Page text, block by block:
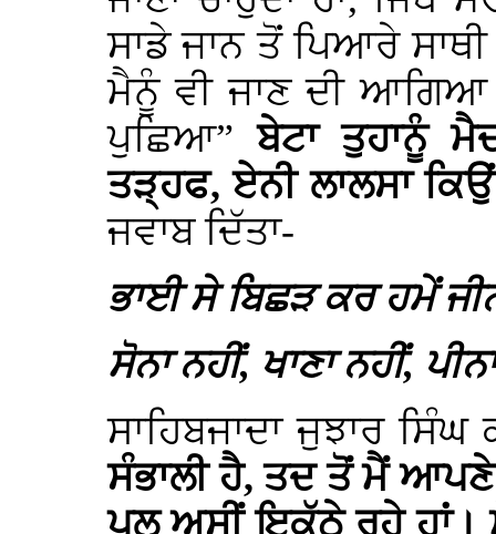
ਸਾਡੇ ਜਾਨ ਤੋਂ ਪਿਆਰੇ
ਮੈਨੂੰ ਵੀ ਜਾਣ ਦੀ ਆਗਿਆ
ਪੁਛਿਆ”ਬੇਟਾ ਤੁਹਾਨੂੰ
ਤੜ੍ਹਫ, ਏਨੀ ਲਾਲਸਾ
ਜਵਾਬ ਦਿੱਤਾ-
ਭਾਈ ਸੇ ਬਿਛੜ ਕਰ ਹਮੇਂ
ਸੋਨਾ ਨਹੀਂ, ਖਾਣਾ ਨਹੀਂ,
ਸਾਹਿਬਜਾਦਾ ਜੁਝਾਰ
ਸੰਭਾਲੀ ਹੈ, ਤਦ ਤੋਂ ਮੈਂ
ਪਲ ਅਸੀਂ ਇਕੱਠੇ ਰਹੇ ਹਾਂ।